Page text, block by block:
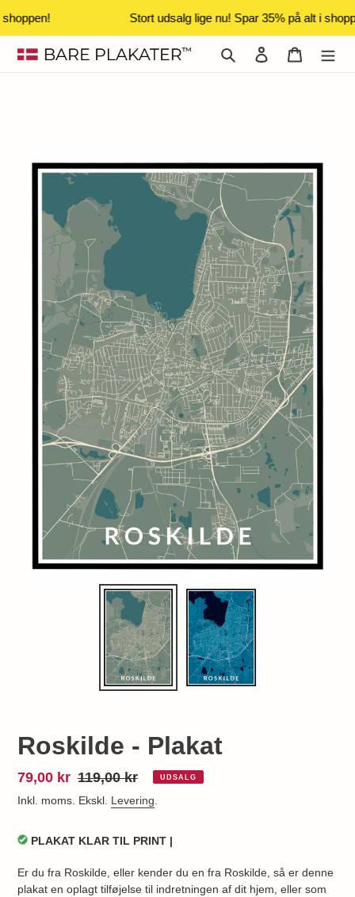
Stort udsalg lige nu! Spar 35% på alt i
Log ind
Roskilde - Plakat
Udsalgspris
79,00 kr Normalpris
119,00 kr UDSALG
Inkl. moms. Ekskl. Levering
PLAKAT KLAR TIL PRINT |
Er du fra Roskilde, eller kender du en fra Roskilde, så er denne
plakat en oplagt tilføjelse til indretningen af dit hjem, eller som